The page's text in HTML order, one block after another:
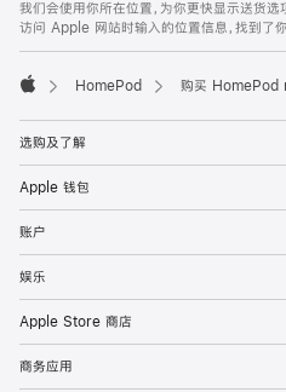
我们会使用你所在位置，为你更快显示送货选
访问 Apple 网站时输入的位置信息，找到了你
HomePod 购买 HomePod
选购及了解
Apple 钱包
账户
娱乐
Apple Store 商店
商务应用